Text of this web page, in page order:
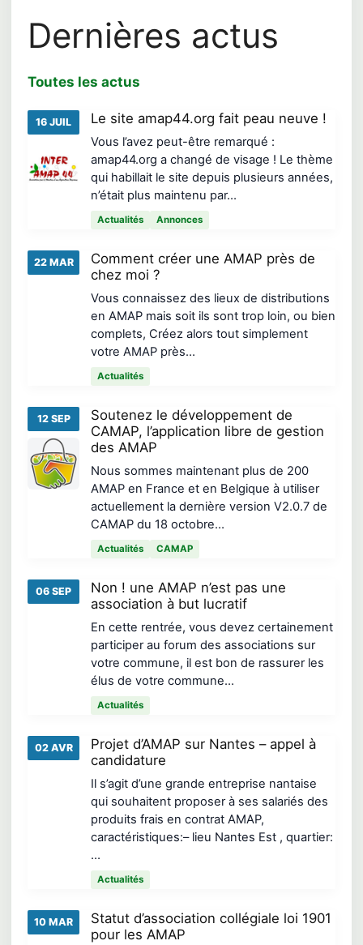
Dernières actus
Toutes les actus
16 JUIL Le site amap44.org fait peau neuve !
Vous l’avez peut-être remarqué :
amap44.org a changé de visage ! Le thème
qui habillait le site depuis plusieurs années,
n’était plus maintenu par…
Actualités Annonces
22 MAR
Comment créer une AMAP près de
chez moi ?
Vous connaissez des lieux de distributions
en AMAP mais soit ils sont trop loin, ou bien
complets, Créez alors tout simplement
votre AMAP près…
Actualités
12 SEP
Soutenez le développement de
CAMAP, l’application libre de gestion
des AMAP
Nous sommes maintenant plus de 200
AMAP en France et en Belgique à utiliser
actuellement la dernière version V2.0.7 de
CAMAP du 18 octobre…
Actualités CAMAP
06 SEP
Non ! une AMAP n’est pas une
association à but lucratif
En cette rentrée, vous devez certainement
participer au forum des associations sur
votre commune, il est bon de rassurer les
élus de votre commune…
Actualités
02 AVR
Projet d’AMAP sur Nantes – appel à
candidature
Il s’agit d’une grande entreprise nantaise
qui souhaitent proposer à ses salariés des
produits frais en contrat AMAP,
caractéristiques:– lieu Nantes Est , quartier:
…
Actualités
10 MAR
Statut d’association collégiale loi 1901
pour les AMAP